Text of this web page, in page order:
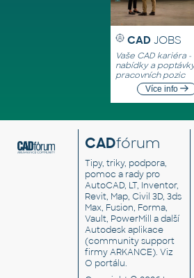
CAD JOBS
Vaše CAD kariéra -
nabídky a
pracovních pozic
Více info
CADfórum
Tipy, triky, podpora,
pomoc a rady pro
AutoCAD, LT, Inventor,
Revit, Map, Civil 3D, 3ds
Max, Fusion, Forma,
Vault, PowerMill a další
Autodesk aplikace
(community support
firmy ARKANCE). Viz
O portálu.